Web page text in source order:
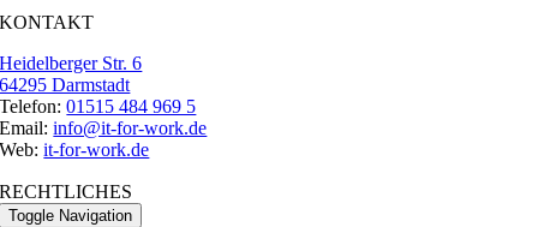
KONTAKT
Heidelberger Str. 6
64295 Darmstadt
Telefon:01515 484 969 5
Email:info@it-for-work.de
Web:it-for-work.de
RECHTLICHES
Toggle Navigation